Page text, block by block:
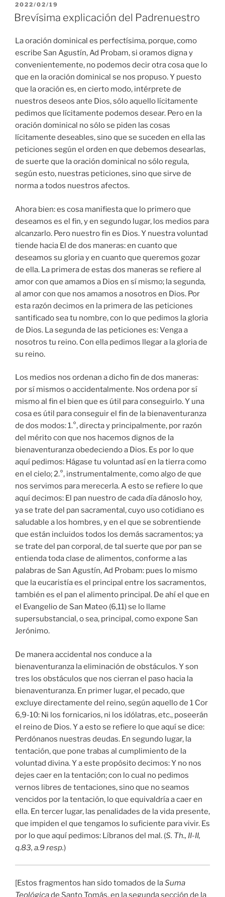
PUBLICADO
EL
2022/02/19
Brevísima explicación del Padrenuestro
La oración dominical es perfectísima, porque, como
escribe San Agustín, Ad Probam, si oramos digna y
convenientemente, no podemos decir otra cosa que lo
que en la oración dominical se nos propuso. Y puesto
que la oración es, en cierto modo, intérprete de
nuestros deseos ante Dios, sólo aquello lícitamente
pedimos que lícitamente podemos desear. Pero en la
oración dominical no sólo se piden las cosas
lícitamente deseables, sino que se suceden en ella las
peticiones según el orden en que debemos desearlas,
de suerte que la oración dominical no sólo regula,
según esto, nuestras peticiones, sino que sirve de
norma a todos nuestros afectos.
Ahora bien: es cosa manifiesta que lo primero que
deseamos es el fin, y en segundo lugar, los medios para
alcanzarlo. Pero nuestro fin es Dios. Y nuestra voluntad
tiende hacia El de dos maneras: en cuanto que
deseamos su gloria y en cuanto que queremos gozar
de ella. La primera de estas dos maneras se refiere al
amor con que amamos a Dios en sí mismo; la segunda,
al amor con que nos amamos a nosotros en Dios. Por
esta razón decimos en la primera de las peticiones
santificado sea tu nombre, con lo que pedimos la gloria
de Dios. La segunda de las peticiones es: Venga a
nosotros tu reino. Con ella pedimos llegar a la gloria de
su reino.
Los medios nos ordenan a dicho fin de dos maneras:
por sí mismos o accidentalmente. Nos ordena por sí
mismo al fin el bien que es útil para conseguirlo. Y una
cosa es útil para conseguir el fin de la bienaventuranza
de dos modos: 1.°, directa y principalmente, por razón
del mérito con que nos hacemos dignos de la
bienaventuranza obedeciendo a Dios. Es por lo que
aquí pedimos: Hágase tu voluntad así en la tierra como
en el cielo; 2.°, instrumentalmente, como algo de que
nos servimos para merecerla. A esto se refiere lo que
aquí decimos: El pan nuestro de cada día dánoslo hoy,
ya se trate del pan sacramental, cuyo uso cotidiano es
saludable a los hombres, y en el que se sobrentiende
que están incluidos todos los demás sacramentos; ya
se trate del pan corporal, de tal suerte que por pan se
entienda toda clase de alimentos, conforme a las
palabras de San Agustín, Ad Probam: pues lo mismo
que la eucaristía es el principal entre los sacramentos,
también es el pan el alimento principal. De ahí el que en
el Evangelio de San Mateo (6,11) se lo llame
supersubstancial, o sea, principal, como expone San
Jerónimo.
De manera accidental nos conduce a la
bienaventuranza la eliminación de obstáculos. Y son
tres los obstáculos que nos cierran el paso hacia la
bienaventuranza. En primer lugar, el pecado, que
excluye directamente del reino, según aquello de 1 Cor
6,9-10: Ni los fornicarios, ni los idólatras, etc., poseerán
el reino de Dios. Y a esto se refiere lo que aquí se dice:
Perdónanos nuestras deudas. En segundo lugar, la
tentación, que pone trabas al cumplimiento de la
voluntad divina. Y a este propósito decimos: Y no nos
dejes caer en la tentación; con lo cual no pedimos
vernos libres de tentaciones, sino que no seamos
vencidos por la tentación, lo que equivaldría a caer en
ella. En tercer lugar, las penalidades de la vida presente,
que impiden el que tengamos lo suficiente para vivir. Es
por lo que aquí pedimos: Líbranos del mal. (S. Th., II-II,
q.83, a.9 resp.)
[Estos fragmentos han sido tomados de laSuma
Teológicade Santo Tomás, en la segunda sección de la